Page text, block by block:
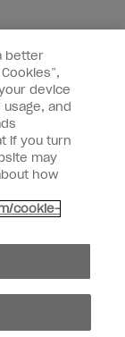
vorbehalten.
better
device
and
if you turn
may
how
cookie-